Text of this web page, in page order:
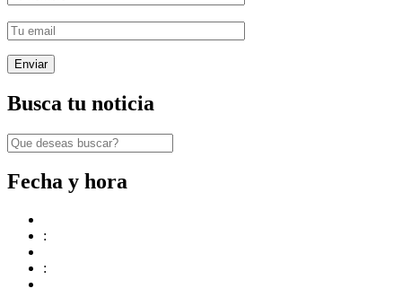
Busca tu noticia
Fecha y hora
:
: